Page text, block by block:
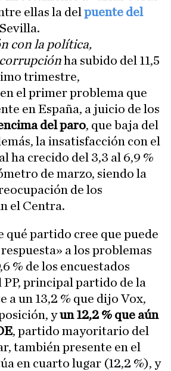
ellas la del puente del
con la política,
ha subido del 11,5
trimestre,
el primer problema que
en España, a juicio de los
del paro, que baja del
la insatisfacción con el
ha crecido del 3,3 al 6,9 %
de marzo, siendo la
de los
el Centra.
qué partido cree que puede
a los problemas
% de los encuestados
PP, principal partido de la
a un 13,2 % que dijo Vox,
yun 12,2 % que aún
, partido mayoritario del
también presente en el
en cuarto lugar (12,2 %), y